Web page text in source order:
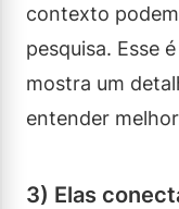
contexto
pesquisa. Esse
mostra um
entender
3) Elas